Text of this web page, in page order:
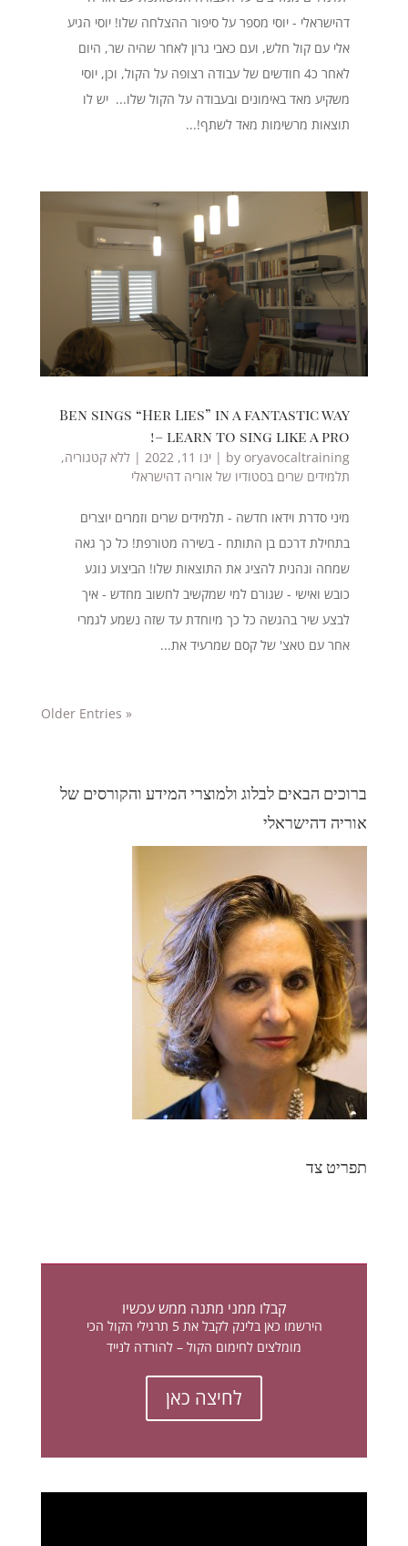
דהישראלי - יוסי מספר על סיפור ההצלחה שלו! יוסי הגיע
אלי עם קול חלש, ועם כאבי גרון לאחר שהיה שר, היום
לאחר כ4 חודשים של עבודה רצופה על הקול, וכן, יוסי
משקיע מאד באימונים ובעבודה על הקול שלו... יש לו
תוצאות מרשימות מאד לשתף!...
Ben sings “Her Lies” in a fantastic way
– learn to sing like a pro!
by oryavocaltraining
| ינו 11, 2022 | ללא קטגוריה,
תלמידים שרים בסטודיו של אוריה דהישראלי
מיני סדרת וידאו חדשה - תלמידים שרים וזמרים יוצרים
בתחילת דרכם בן התותח - בשירה מטורפת! כל כך גאה
שמחה ונהנית להציג את התוצאות שלו! הביצוע נוגע
כובש ואישי - שגורם למי שמקשיב לחשוב מחדש - איך
לבצע שיר בהגשה כל כך מיוחדת עד שזה נשמע לגמרי
אחר עם טאצ' של קסם שמרעיד את...
« Older Entries
ברוכים הבאים לבלוג ולמוצרי המידע והקורסים של
אוריה דהישראלי
תפריט צד
קבלו ממני מתנה ממש עכשיו
הירשמו כאן בלינק לקבל את 5 תרגילי הקול הכי
מומלצים לחימום הקול – להורדה לנייד
לחיצה כאן